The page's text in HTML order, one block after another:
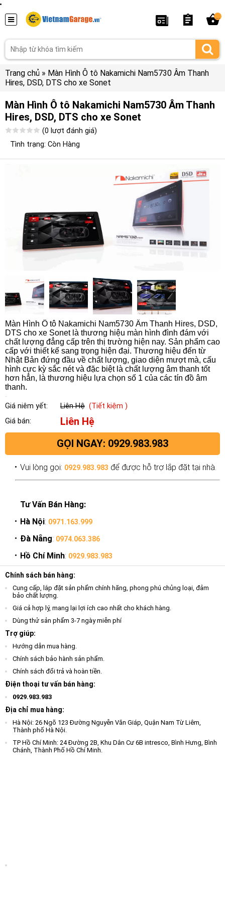
Trang chủ » Màn Hình Ô tô Nakamichi Nam5730 Âm Thanh
Hires, DSD, DTS cho xe Sonet
Màn Hình Ô tô Nakamichi Nam5730 Âm Thanh
Hires, DSD, DTS cho xe Sonet
(0 lượt đánh giá)
Tình trạng: Còn Hàng
Màn Hình Ô tô Nakamichi Nam5730 Âm Thanh Hires, DSD,
DTS cho xe Sonet là thương hiệu màn hình đình đám với
chất lượng đẳng cấp trên thị trường hiện nay. Sản phẩm cao
cấp với thiết kế sang trọng hiện đại. Thương hiệu đến từ
Nhật Bản đứng đầu về chất lượng, giao diện mượt mà, cấu
hình cực kỳ sắc nét và đặc biệt là chất lượng âm thanh tốt
hơn hẳn, là thương hiệu lựa chọn số 1 của các tín đồ âm
thanh.
Giá niêm yết: Liên Hệ (Tiết kiệm )
Giá bán:
Liên Hệ
GỌI NGAY: 0929.983.983
Vui lòng gọi: 0929.983.983 để được hỗ trợ lắp đặt tại nhà.
Tư Vấn Bán Hàng:
Hà Nội: 0971.163.999
Đà Nẵng: 0974.063.386
Hồ Chí Minh: 0929.983.983
Chính sách bán hàng:
Cung cấp, lắp đặt sản phẩm chính hãng, phong phú chủng loại, đảm
bảo chất lượng.
Giá cả hợp lý, mang lại lợi ích cao nhất cho khách hàng.
Dùng thử sản phẩm 3-7 ngày miễn phí
Trợ giúp:
Hướng dẫn mua hàng.
Chính sách bảo hành sản phẩm.
Chính sách đổi trả và hoàn tiền.
Điện thoại tư vấn bán hàng:
0929.983.983
Địa chỉ mua hàng:
Hà Nội: 26 Ngõ 123 Đường Nguyễn Văn Giáp, Quận Nam Từ Liêm,
Thành phố Hà Nội.
TP Hồ Chí Minh: 24 Đường 2B, Khu Dân Cư 6B intresco, Bình Hưng, Bình
Chánh, Thành Phố Hồ Chí Minh.